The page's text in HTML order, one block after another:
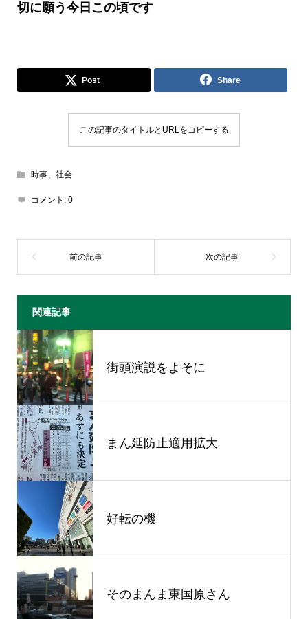
切に願う今日この頃です
Post Share
この記事のタイトルとURLをコピーする
時事、社会
コメント: 0
関連記事
街頭演説をよそに
まん延防止適用拡大
好転の機
そのまんま東国原さん